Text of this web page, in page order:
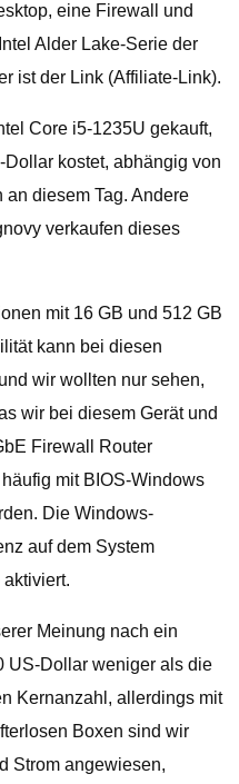
eine Firewall und
Alder Lake-Serie der
ist der Link (Affiliate-Link).
Core i5-1235U gekauft,
kostet, abhängig von
diesem Tag. Andere
verkaufen dieses
mit 16 GB und 512 GB
kann bei diesen
wir wollten nur sehen,
wir bei diesem Gerät und
Firewall Router
mit BIOS-Windows
Die Windows-
auf dem System
Meinung nach ein
US-Dollar weniger als die
Kernanzahl, allerdings mit
Boxen sind wir
Strom angewiesen,